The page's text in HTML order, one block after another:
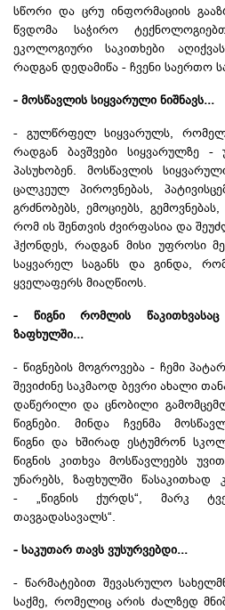
სწორი და ცრუ ინფორმაციის
წვდომა საჭირო
ეკოლოგიური საკითხები
რადგან დედამიწა - ჩვენი საერთო
- მოსწავლის სიყვარული ნიშნავს...
- გულწრფელ სიყვარულს,
რადგან ბავშვები სიყვარულზე
პასუხობენ. მოსწავლის
ცალკეულ პიროვნებას,
გრძნობებს, ემოციებს,
რომ ის შენთვის ძვირფასია და
ჰქონდეს, რადგან მისი უფროსი
საყვარელ საგანს და გინდა,
ყველაფერს მიაღწიოს.
- წიგნი რომლის წაკითხვასაც
ზაფხულში...
- წიგნების მოგროვება - ჩემი
შევიძინე საკმაოდ ბევრი ახალი
დაწერილი და ცნობილი
წიგნები. მინდა ჩვენმა
წიგნი და ხშირად ესტუმრონ
წიგნის კითხვა მოსწავლეებს
უნარებს, ზაფხულში წასაკითხად
- „წიგნის ქურდს“, მარკ
თავგადასავალს“.
- საკუთარ თავს ვუსურვებდი...
- წარმატებით შევასრულო
საქმე, რომელიც არის ძალზედ